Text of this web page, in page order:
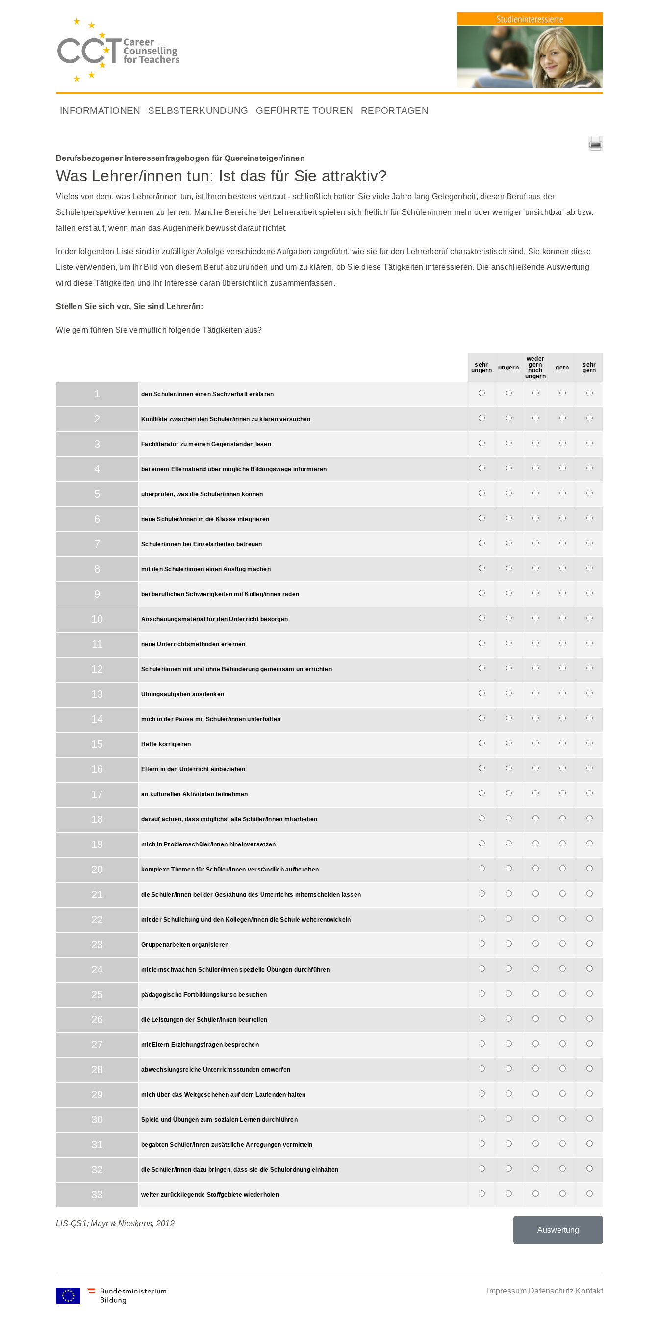
INFORMATIONEN SELBSTERKUNDUNG GEFÜHRTE TOUREN REPORTAGEN
Berufsbezogener Interessenfragebogen für Quereinsteiger/innen
Was Lehrer/innen tun: Ist das für Sie attraktiv?
Vieles von dem, was Lehrer/innen tun, ist Ihnen bestens vertraut - schließlich hatten Sie viele Jahre lang Gelegenheit, diesen Beruf aus der
Schülerperspektive kennen zu lernen. Manche Bereiche der Lehrerarbeit spielen sich freilich für Schüler/innen mehr oder weniger 'unsichtbar' ab bzw.
fallen erst auf, wenn man das Augenmerk bewusst darauf richtet.
In der folgenden Liste sind in zufälliger Abfolge verschiedene Aufgaben angeführt, wie sie für den Lehrerberuf charakteristisch sind. Sie können diese
Liste verwenden, um Ihr Bild von diesem Beruf abzurunden und um zu klären, ob Sie diese Tätigkeiten interessieren. Die anschließende Auswertung
wird diese Tätigkeiten und Ihr Interesse daran übersichtlich zusammenfassen.
Stellen Sie sich vor, Sie sind Lehrer/in:
Wie gern führen Sie vermutlich folgende Tätigkeiten aus?
sehr
ungern
ungern
weder
gern
noch
ungern
gern
sehr
gern
1 den Schüler/innen einen Sachverhalt erklären
2 Konflikte zwischen den Schüler/innen zu klären versuchen
3 Fachliteratur zu meinen Gegenständen lesen
4 bei einem Elternabend über mögliche Bildungswege informieren
5 überprüfen, was die Schüler/innen können
6 neue Schüler/innen in die Klasse integrieren
7 Schüler/innen bei Einzelarbeiten betreuen
8 mit den Schüler/innen einen Ausflug machen
9 bei beruflichen Schwierigkeiten mit Kolleg/innen reden
10 Anschauungsmaterial für den Unterricht besorgen
11 neue Unterrichtsmethoden erlernen
12 Schüler/innen mit und ohne Behinderung gemeinsam unterrichten
13 Übungsaufgaben ausdenken
14 mich in der Pause mit Schüler/innen unterhalten
15 Hefte korrigieren
16 Eltern in den Unterricht einbeziehen
17 an kulturellen Aktivitäten teilnehmen
18 darauf achten, dass möglichst alle Schüler/innen mitarbeiten
19 mich in Problemschüler/innen hineinversetzen
20 komplexe Themen für Schüler/innen verständlich aufbereiten
21 die Schüler/innen bei der Gestaltung des Unterrichts mitentscheiden lassen
22 mit der Schulleitung und den Kollegen/innen die Schule weiterentwickeln
23 Gruppenarbeiten organisieren
24 mit lernschwachen Schüler/innen spezielle Übungen durchführen
25 pädagogische Fortbildungskurse besuchen
26 die Leistungen der Schüler/innen beurteilen
27 mit Eltern Erziehungsfragen besprechen
28 abwechslungsreiche Unterrichtsstunden entwerfen
29 mich über das Weltgeschehen auf dem Laufenden halten
30 Spiele und Übungen zum sozialen Lernen durchführen
31 begabten Schüler/innen zusätzliche Anregungen vermitteln
32 die Schüler/innen dazu bringen, dass sie die Schulordnung einhalten
33 weiter zurückliegende Stoffgebiete wiederholen
LIS-QS1; Mayr & Nieskens, 2012
Impressum Datenschutz Kontakt